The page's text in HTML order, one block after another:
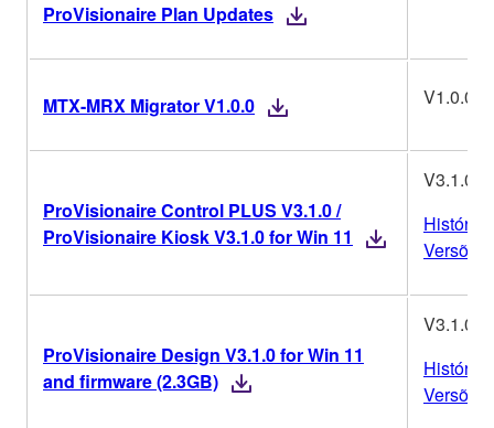
ProVisionaire Plan Updates
MTX-MRX Migrator V1.0.0 V1.0.0
ProVisionaire Control PLUS V3.1.0 /
ProVisionaire Kiosk V3.1.0 for Win 11
V3.1.0
Versões
ProVisionaire Design V3.1.0 for Win 11
and firmware (2.3GB)
V3.1.0
Versões